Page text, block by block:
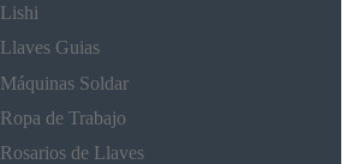
Lishi
Llaves Guias
Máquinas Soldar
Ropa de Trabajo
Rosarios de Llaves